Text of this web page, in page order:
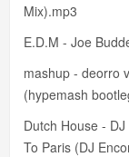
Mix).mp3
E.D.M - Joe
mashup - deorro
(hypemash
Dutch House -
To Paris (DJ